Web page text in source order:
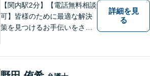
【関内駅2分】【電話無料相談
可】皆様のために最適な解決
策を見つけるお手伝いをさせ
ポートを提供します。どうぞ
詳細を見
る